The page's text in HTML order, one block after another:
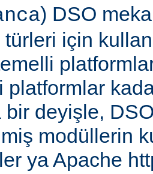
) DSO
için
platformlar
bir deyişle,
modüllerin
ya Apache